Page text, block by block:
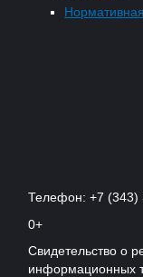
Телефон: +7 (343)
0+
Свидетельство о
информационных